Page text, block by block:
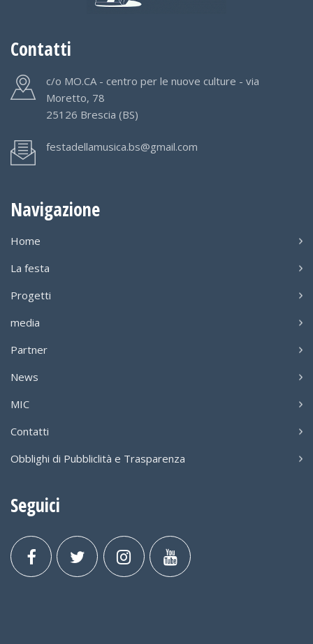
Contatti
c/o MO.CA - centro per le nuove culture - via
Moretto, 78
25126 Brescia (BS)
festadellamusica.bs@gmail.com
Navigazione
Home
La festa
Progetti
media
Partner
News
MIC
Contatti
Obblighi di Pubbliclità e Trasparenza
Seguici